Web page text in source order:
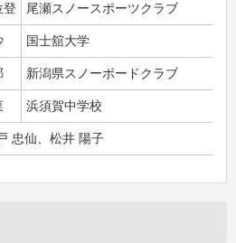
登 尾瀬スノースポーツクラブ
国士舘大学
新潟県スノーボードクラブ
浜須賀中学校
忠仙、松井 陽子